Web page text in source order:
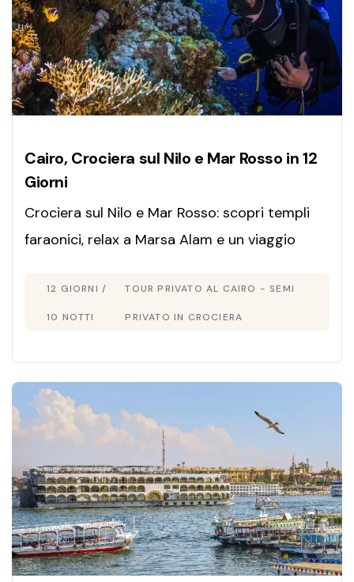
Cairo, Crociera sul Nilo e Mar Rosso in 12
Giorni
Crociera sul Nilo e Mar Rosso: scopri templi
faraonici, relax a Marsa Alam e un viaggio
esperienze indimenticabili.
12 GIORNI /
10 NOTTI
TOUR PRIVATO AL CAIRO - SEMI
PRIVATO IN CROCIERA